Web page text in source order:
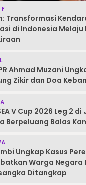
Transformasi
di Indonesia Melaju
Ahmad Muzani
Zikir dan Doa
V Cup 2026 Leg 2
Berpeluang Balas
Ungkap Kasus
Warga Negara
Ditangkap